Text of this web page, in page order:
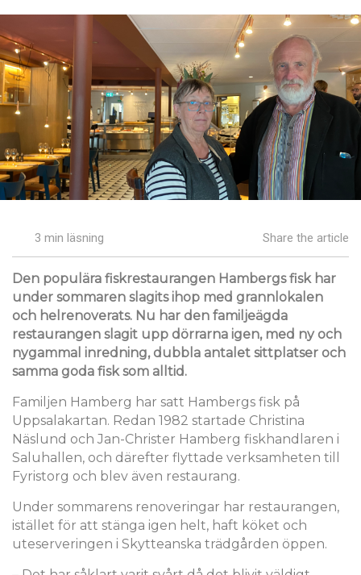
3 min läsning Share the article
Den populära fiskrestaurangen Hambergs fisk har
under sommaren slagits ihop med grannlokalen
och helrenoverats. Nu har den familjeägda
restaurangen slagit upp dörrarna igen, med ny och
nygammal inredning, dubbla antalet sittplatser och
samma goda fisk som alltid.
Familjen Hamberg har satt Hambergs fisk på
Uppsalakartan. Redan 1982 startade Christina
Näslund och Jan-Christer Hamberg fiskhandlaren i
Saluhallen, och därefter flyttade verksamheten till
Fyristorg och blev även restaurang.
Under sommarens renoveringar har restaurangen,
istället för att stänga igen helt, haft köket och
uteserveringen i Skytteanska trädgården öppen.